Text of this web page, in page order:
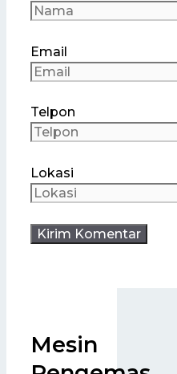
Email
Telpon
Lokasi
Mesin